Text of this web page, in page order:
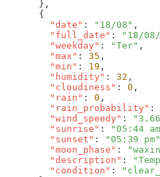
        "date"
: "18/08"
        "full_date"
: "18/
        "weekday"
: "Ter"
        "max"
: 35
        "min"
: 19
        "humidity"
: 32
        "cloudiness"
: 0
        "rain"
: 0
        "rain_probability"
:
        "wind_speedy"
:
        "sunrise"
: "05:44
        "sunset"
: "05:39 pm"
        "moon_phase"
:
        "description"
:
        "condition"
: